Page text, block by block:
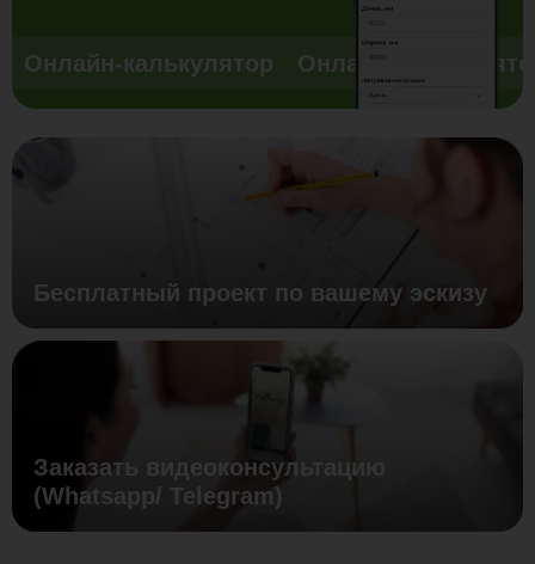
Онлайн-калькулятор Онлайн-
Бесплатный проект по вашему эскизу
Заказать видеоконсультацию
(Whatsapp/ Telegram)